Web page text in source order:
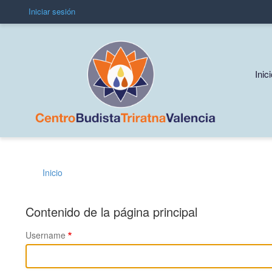
User
Iniciar sesión
enlaces
de
ayuda
Inicio
Contenido de la página principal
Username